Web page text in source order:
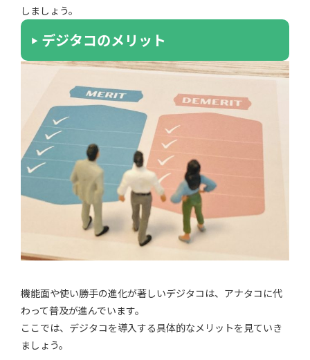
しましょう。
デジタコのメリット
機能面や使い勝手の進化が著しいデジタコは、アナタコに代
わって普及が進んでいます。
ここでは、デジタコを導入する具体的なメリットを見ていき
ましょう。